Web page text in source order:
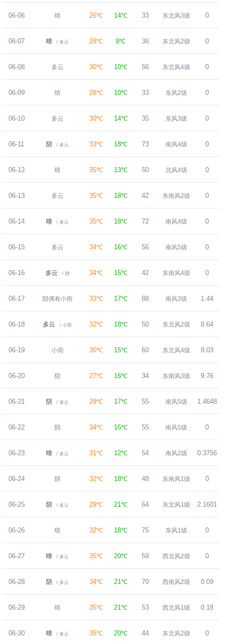
06-06 晴 26℃ 14℃ 33 东北风3级 0
06-07 晴 / 多云 28℃ 9℃ 36 东北风2级 0
06-08 多云 30℃ 10℃ 56 东北风4级 0
06-09 晴 28℃ 10℃ 33 东风2级 0
06-10 多云 30℃ 14℃ 35 东风3级 0
06-11 阴 / 多云 33℃ 18℃ 73 南风4级 0
06-12 晴 35℃ 13℃ 50 北风4级 0
06-13 多云 35℃ 18℃ 42 东南风2级 0
06-14 晴 / 多云 35℃ 18℃ 72 南风4级 0
06-15 多云 34℃ 16℃ 56 南风5级 0
06-16 多云 / 阴 34℃ 15℃ 42 东南风4级 0
06-17 阴偶有小雨 33℃ 17℃ 88 南风3级 1.44
06-18 多云 / 小雨 32℃ 18℃ 50 东北风2级 8.64
06-19 小雨 30℃ 15℃ 60 东北风4级 8.03
06-20 阴 27℃ 16℃ 34 东南风3级 9.76
06-21 阴 / 多云 29℃ 17℃ 55 南风5级 1.4648
06-22 阴 34℃ 16℃ 55 南风5级 0
06-23 晴 / 多云 31℃ 12℃ 54 南风2级 0.3756
06-24 阴 32℃ 18℃ 48 东南风1级 0
06-25 阴 / 多云 29℃ 21℃ 64 东北风1级 2.1601
06-26 晴 32℃ 18℃ 75 东风1级 0
06-27 晴 / 多云 35℃ 20℃ 59 西北风2级 0
06-28 阴 / 多云 34℃ 21℃ 70 西南风2级 0.09
06-29 晴 35℃ 21℃ 53 西北风1级 0.18
06-30 晴 / 多云 35℃ 20℃ 44 东北风2级 0